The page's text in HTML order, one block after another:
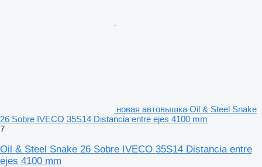
новая автовышка Oil & Steel Snake
26 Sobre IVECO 35S14 Distancia entre ejes 4100 mm
7
Oil & Steel Snake 26 Sobre IVECO 35S14 Distancia entre
ejes 4100 mm